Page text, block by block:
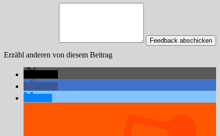
Feedback abschicken
Erzähl anderen von diesem Beitrag